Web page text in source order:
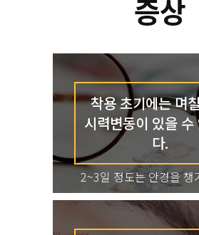
증상
착용 초기에는 며
시력변동이 있을 수
다.
2~3일 정도는 안경을 챙